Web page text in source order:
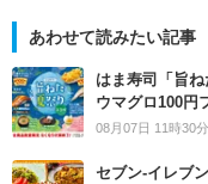
あわせて読みたい記事
はま寿司「旨
ウマグロ100円
08月07日 11時30分
セブン‐イレブ